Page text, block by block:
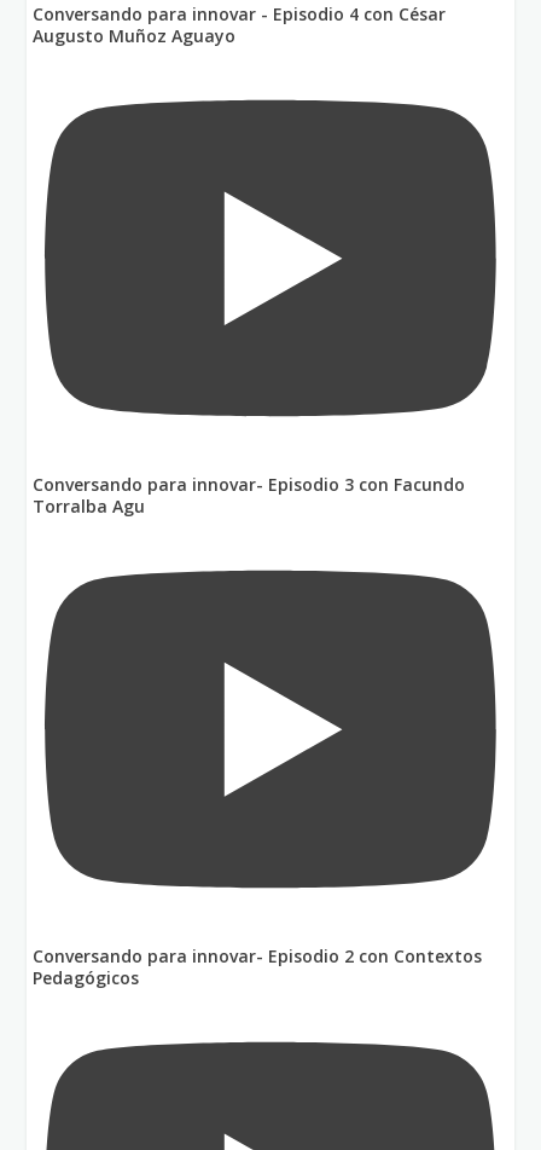
Conversando para innovar - Episodio 4 con César
Augusto Muñoz Aguayo
Conversando para innovar- Episodio 3 con Facundo
Torralba Agu
Conversando para innovar- Episodio 2 con Contextos
Pedagógicos